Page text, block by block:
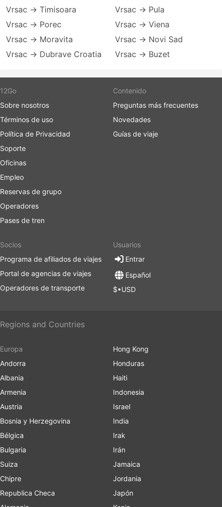
Vrsac → Timisoara
Vrsac → Porec
Vrsac → Moravita
Vrsac → Dubrave Croatia
Vrsac → Pula
Vrsac → Viena
Vrsac → Novi Sad
Vrsac → Buzet
12Go
Sobre nosotros
Términos de uso
Política de Privacidad
Soporte
Oficinas
Empleo
Reservas de grupo
Operadores
Pases de tren
Contenido
Preguntas más frecuentes
Novedades
Guías de viaje
Socios
Programa de afiliados de viajes
Portal de agencias de viajes
Operadores de transporte
Usuarios
Entrar
Español
$•USD
Regions and Countries
Europa
Andorra
Albania
Armenia
Austria
Bosnia y Herzegovina
Bélgica
Bulgaria
Suiza
Chipre
Republica Checa
Hong Kong
Honduras
Haiti
Indonesia
Israel
India
Irak
Irán
Jamaica
Jordania
Japón